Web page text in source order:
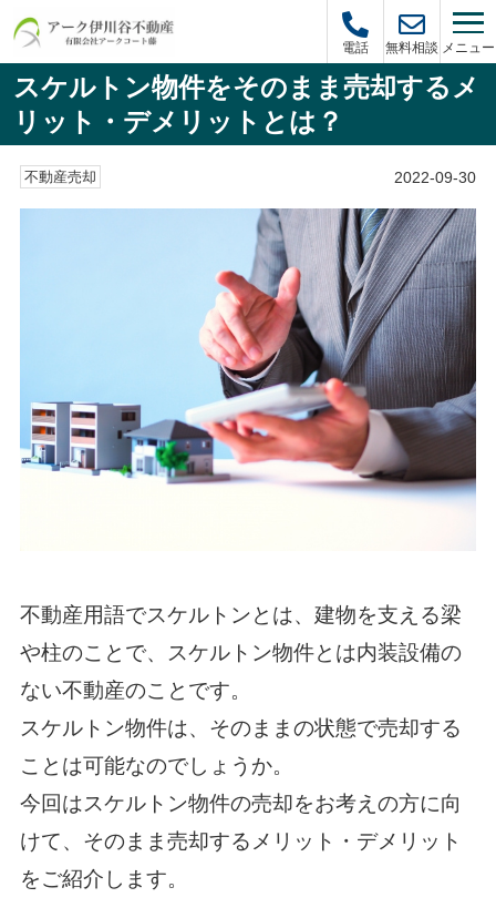
電話 無料相談 メニュー
スケルトン物件をそのまま売却するメ
リット・デメリットとは？
不動産売却 2022-09-30
不動産用語でスケルトンとは、建物を支える梁
や柱のことで、スケルトン物件とは内装設備の
ない不動産のことです。
スケルトン物件は、そのままの状態で売却する
ことは可能なのでしょうか。
今回はスケルトン物件の売却をお考えの方に向
けて、そのまま売却するメリット・デメリット
をご紹介します。